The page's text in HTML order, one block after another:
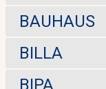
BAUHAUS
BILLA
BIPA